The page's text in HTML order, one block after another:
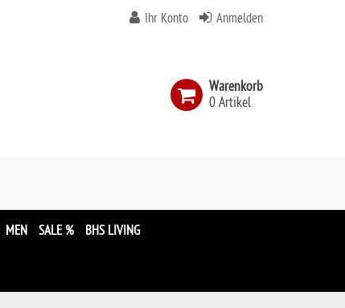
Ihr Konto Anmelden
Warenkorb
0 Artikel
MEN SALE % BHS LIVING